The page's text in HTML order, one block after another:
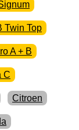
Twin Top
A + B
C
Citroen